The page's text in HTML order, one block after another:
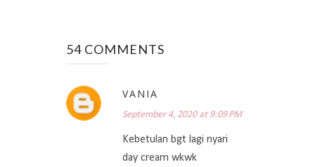
54 COMMENTS
VANIA
September 4, 2020 at 9:09 PM
Kebetulan bgt lagi nyari
day cream wkwk